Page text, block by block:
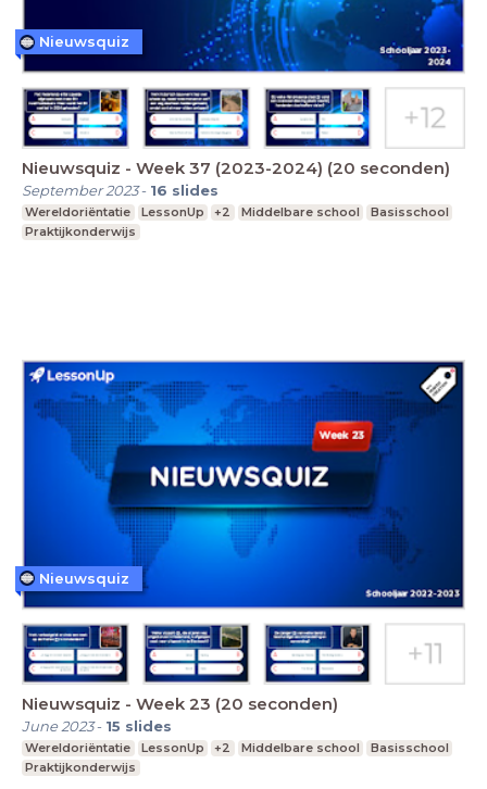
Nieuwsquiz - Week 37 (2023-2024) (20 seconden)
September 2023- 16 slides
Wereldoriëntatie LessonUp +2 Middelbare school
Basisschool
Praktijkonderwijs
Nieuwsquiz
Nieuwsquiz - Week 23 (20 seconden)
June 2023- 15 slides
Wereldoriëntatie LessonUp +2 Middelbare school
Basisschool
Praktijkonderwijs
Nieuwsquiz